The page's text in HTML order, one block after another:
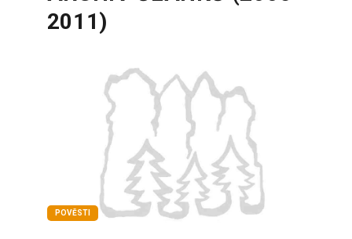
2011)
POVĚSTI